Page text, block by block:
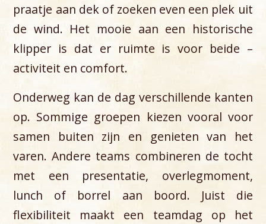
praatje aan dek of zoeken even een plek uit
de wind. Het mooie aan een historische
klipper is dat er ruimte is voor beide –
activiteit en comfort.
Onderweg kan de dag verschillende kanten
op. Sommige groepen kiezen vooral voor
samen buiten zijn en genieten van het
varen. Andere teams combineren de tocht
met een presentatie, overlegmoment,
lunch of borrel aan boord. Juist die
flexibiliteit maakt een teamdag op het